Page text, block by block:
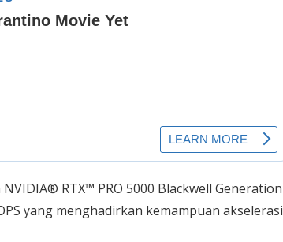
RTX™ PRO 5000 Blackwell Generation
yang menghadirkan kemampuan akselerasi